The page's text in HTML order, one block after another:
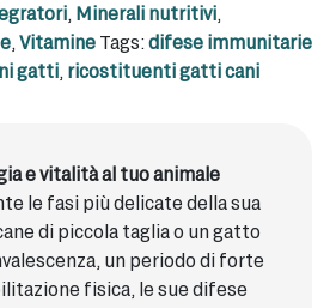
, Minerali nutritivi,
, Vitamine Tags:difese immunitarie
gatti, ricostituenti gatti cani
e vitalità al tuo animale
le fasi più delicate della sua
di piccola taglia o un gatto
un periodo di forte
fisica, le sue difese